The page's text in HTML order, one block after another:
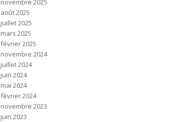
novembre 2025
août 2025
juillet 2025
mars 2025
février 2025
novembre 2024
juillet 2024
juin 2024
mai 2024
février 2024
novembre 2023
juin 2023